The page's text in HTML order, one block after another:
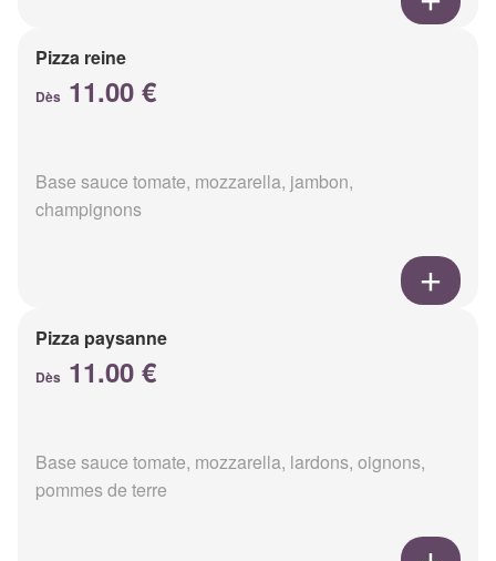
Pizza reine
Dès 11.00 €
Base sauce tomate, mozzarella, jambon,
champignons
Pizza paysanne
Dès 11.00 €
Base sauce tomate, mozzarella, lardons, oignons,
pommes de terre